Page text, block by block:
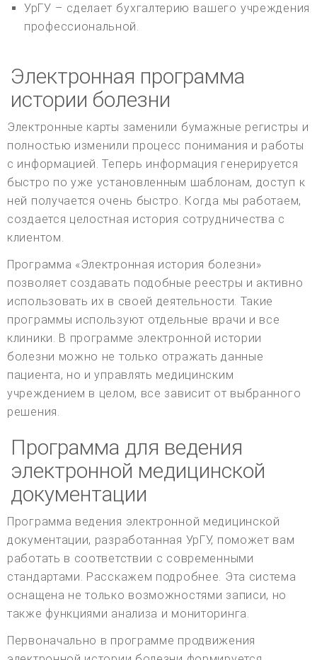
УрГУ – сделает бухгалтерию вашего учреждения
профессиональной.
Электронная программа
истории болезни
Электронные карты заменили бумажные регистры и
полностью изменили процесс понимания и работы
с информацией. Теперь информация генерируется
быстро по уже установленным шаблонам, доступ к
ней получается очень быстро. Когда мы работаем,
создается целостная история сотрудничества с
клиентом.
Программа «Электронная история болезни»
позволяет создавать подобные реестры и активно
использовать их в своей деятельности. Такие
программы используют отдельные врачи и все
клиники. В программе электронной истории
болезни можно не только отражать данные
пациента, но и управлять медицинским
учреждением в целом, все зависит от выбранного
решения.
Программа для ведения
электронной медицинской
документации
Программа ведения электронной медицинской
документации, разработанная УрГУ, поможет вам
работать в соответствии с современными
стандартами. Расскажем подробнее. Эта система
оснащена не только возможностями записи, но
также функциями анализа и мониторинга.
Первоначально в программе продвижения